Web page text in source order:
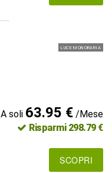
LUCE MONORARIA
A soli 63.95 €/Mese
Risparmi 298.79 €
SCOPRI